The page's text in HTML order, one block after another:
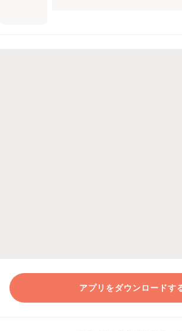
アプリをダウンロードす